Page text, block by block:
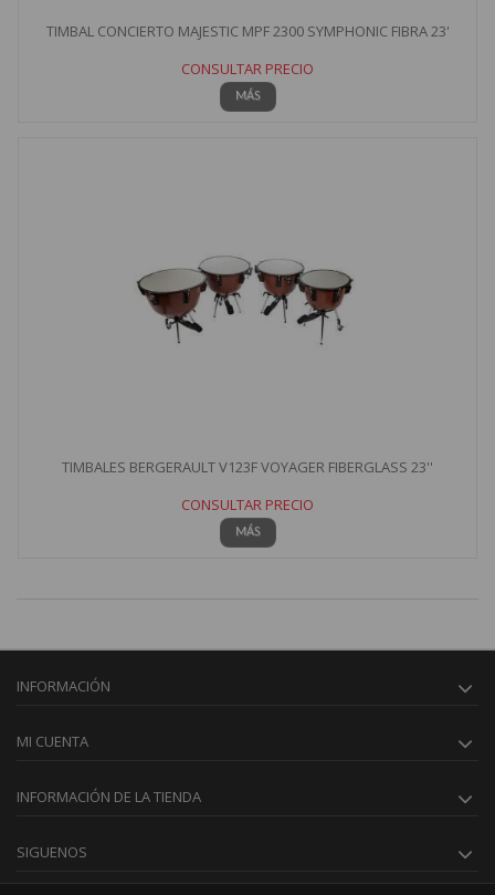
TIMBAL CONCIERTO MAJESTIC MPF 2300 SYMPHONIC FIBRA 23'
CONSULTAR PRECIO
MÁS
TIMBALES BERGERAULT V123F VOYAGER FIBERGLASS 23''
CONSULTAR PRECIO
MÁS
INFORMACIÓN
MI CUENTA
INFORMACIÓN DE LA TIENDA
SIGUENOS